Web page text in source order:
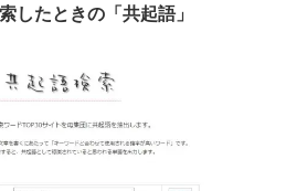
したときの「共起語」